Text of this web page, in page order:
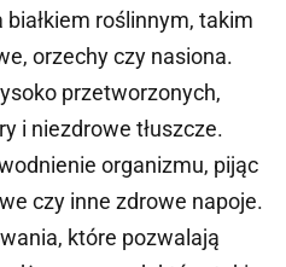
roślinnym, takim
orzechy czy nasiona.
przetworzonych,
i niezdrowe tłuszcze.
organizmu, pijąc
czy inne zdrowe napoje.
które pozwalają